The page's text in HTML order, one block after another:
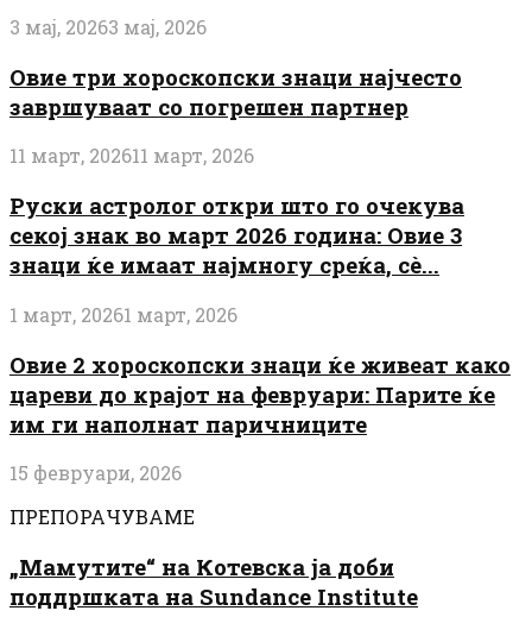
3 мај, 20263 мај, 2026
Овие три хороскопски знаци најчесто
завршуваат со погрешен партнер
11 март, 202611 март, 2026
Руски астролог откри што го очекува
секој знак во март 2026 година: Овие 3
знаци ќе имаат најмногу среќа, сè...
1 март, 20261 март, 2026
Овие 2 хороскопски знаци ќе живеат како
цареви до крајот на февруари: Парите ќе
им ги наполнат паричниците
15 февруари, 2026
ПРЕПОРАЧУВАМЕ
„Мамутите“ на Котевска ја доби
поддршката на Sundance Institute